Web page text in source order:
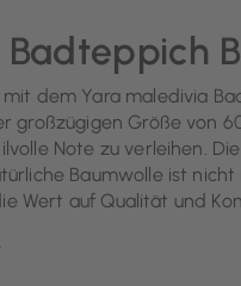
dem Yara maledivia
großzügigen Größe von
Note zu verleihen.
Baumwolle ist
Wert auf Qualität und